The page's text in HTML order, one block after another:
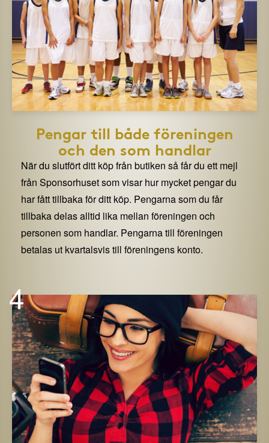
Pengar till både föreningen
och den som handlar
När du slutfört ditt köp från butiken så får du ett mejl
från Sponsorhuset som visar hur mycket pengar du
har fått tillbaka för ditt köp. Pengarna som du får
tillbaka delas alltid lika mellan föreningen och
personen som handlar. Pengarna till föreningen
betalas ut kvartalsvis till föreningens konto.
4